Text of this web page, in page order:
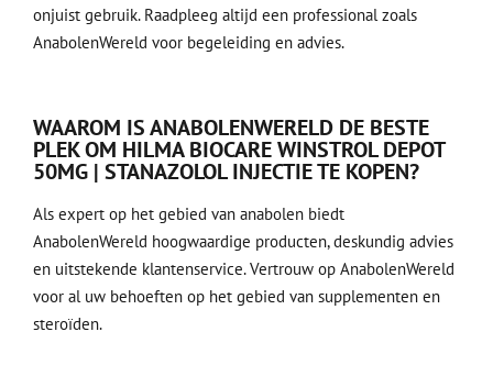
onjuist gebruik. Raadpleeg altijd een professional zoals
AnabolenWereld voor begeleiding en advies.
WAAROM IS ANABOLENWERELD DE BESTE
PLEK OM HILMA BIOCARE WINSTROL DEPOT
50MG | STANAZOLOL INJECTIE TE KOPEN?
Als expert op het gebied van anabolen biedt
AnabolenWereld hoogwaardige producten, deskundig advies
en uitstekende klantenservice. Vertrouw op AnabolenWereld
voor al uw behoeften op het gebied van supplementen en
steroïden.